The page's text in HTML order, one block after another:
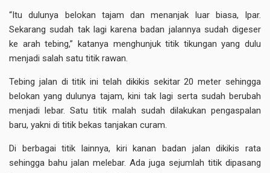
“Itu dulunya belokan tajam dan menanjak luar biasa, Ipar.
Sekarang sudah tak lagi karena badan jalannya sudah digeser
ke arah tebing,” katanya menghunjuk titik tikungan yang dulu
menjadi salah satu titik rawan.
Tebing jalan di titik ini telah dikikis sekitar 20 meter sehingga
belokan yang dulunya tajam, kini tak lagi serta sudah berubah
menjadi lebar. Satu titik malah sudah dilakukan pengaspalan
baru, yakni di titik bekas tanjakan curam.
Di berbagai titik lainnya, kiri kanan badan jalan dikikis rata
sehingga bahu jalan melebar. Ada juga sejumlah titik dipasang